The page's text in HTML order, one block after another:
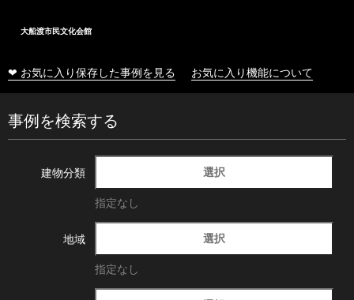
大船渡市民文化会館
❤ お気に入り保存した事例を見る お気に入り機能について
事例を検索する
建物分類 選択
指定なし
地域 選択
指定なし